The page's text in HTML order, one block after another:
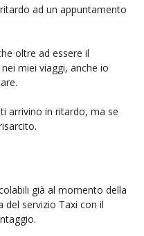
ad un appuntamento
oltre ad essere il
miei viaggi, anche io
arrivino in ritardo, ma se
già al momento della
del servizio Taxi con il